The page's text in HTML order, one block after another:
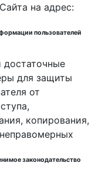
на адрес:
пользователей
достаточные
для защиты
от
копирования,
законодательство